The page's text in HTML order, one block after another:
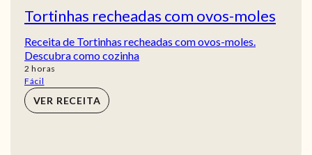
Tortinhas recheadas com ovos-moles
Receita de Tortinhas recheadas com ovos-moles.
Descubra como cozinha
2 horas
horas
Fácil
VER RECEITA